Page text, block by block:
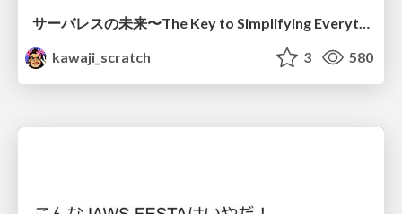
サーバレスの未来〜The Key to Simplifying Everything〜
kawaji_scratch
3 580